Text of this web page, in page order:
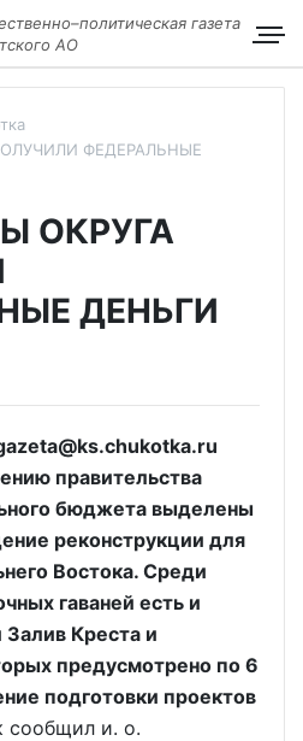
газета
АО
ФЕДЕРАЛЬНЫЕ
ОКРУГА
ДЕНЬГИ
правительства
бюджета выделены
реконструкции для
Востока. Среди
гаваней есть и
Креста и
предусмотрено по 6
подготовки проектов
сообщил и. о.